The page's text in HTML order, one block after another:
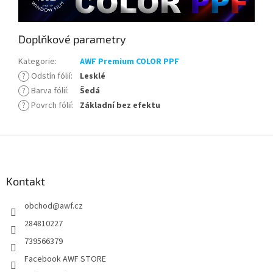
Doplňkové parametry
Kategorie:
AWF Premium COLOR PPF
? Odstín fólií:
Lesklé
? Barva fólií:
Šedá
? Povrch fólií: Základní bez efektu
Kontakt
obchod@awf.cz
284810227
739566379
Facebook AWF STORE